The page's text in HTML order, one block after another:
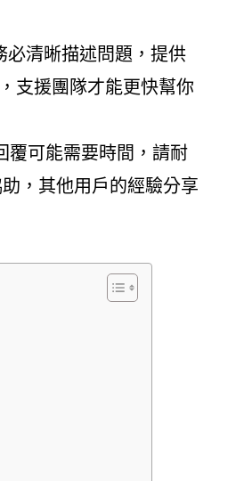
必清晰描述問題，提供
支援團隊才能更快幫你
覆可能需要時間，請耐
，其他用戶的經驗分享